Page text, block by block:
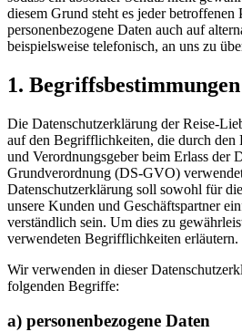
diesem Grund steht es jeder betroffenen
personenbezogene Daten auch auf
beispielsweise telefonisch, an uns zu
1. Begriffsbestimmungen
Die Datenschutzerklärung der Reise-
auf den Begrifflichkeiten, die durch den
und Verordnungsgeber beim Erlass der
Grundverordnung (DS-GVO)
Datenschutzerklärung soll sowohl für
unsere Kunden und Geschäftspartner
verständlich sein. Um dies zu
verwendeten Begrifflichkeiten erläutern.
Wir verwenden in dieser
folgenden Begriffe:
a) personenbezogene Daten